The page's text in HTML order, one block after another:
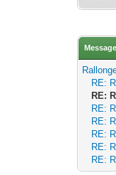
RE:
RE:
RE:
RE:
RE:
RE:
RE: